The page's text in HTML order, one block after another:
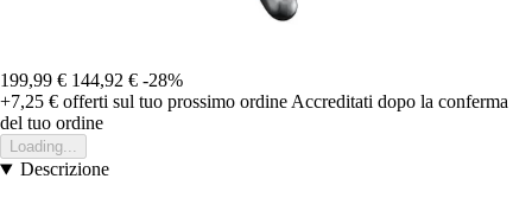
199,99 € 144,92 € -28%
+7,25 € offerti sul tuo prossimo ordine Accreditati dopo la conferma
del tuo ordine
Loading...
Descrizione